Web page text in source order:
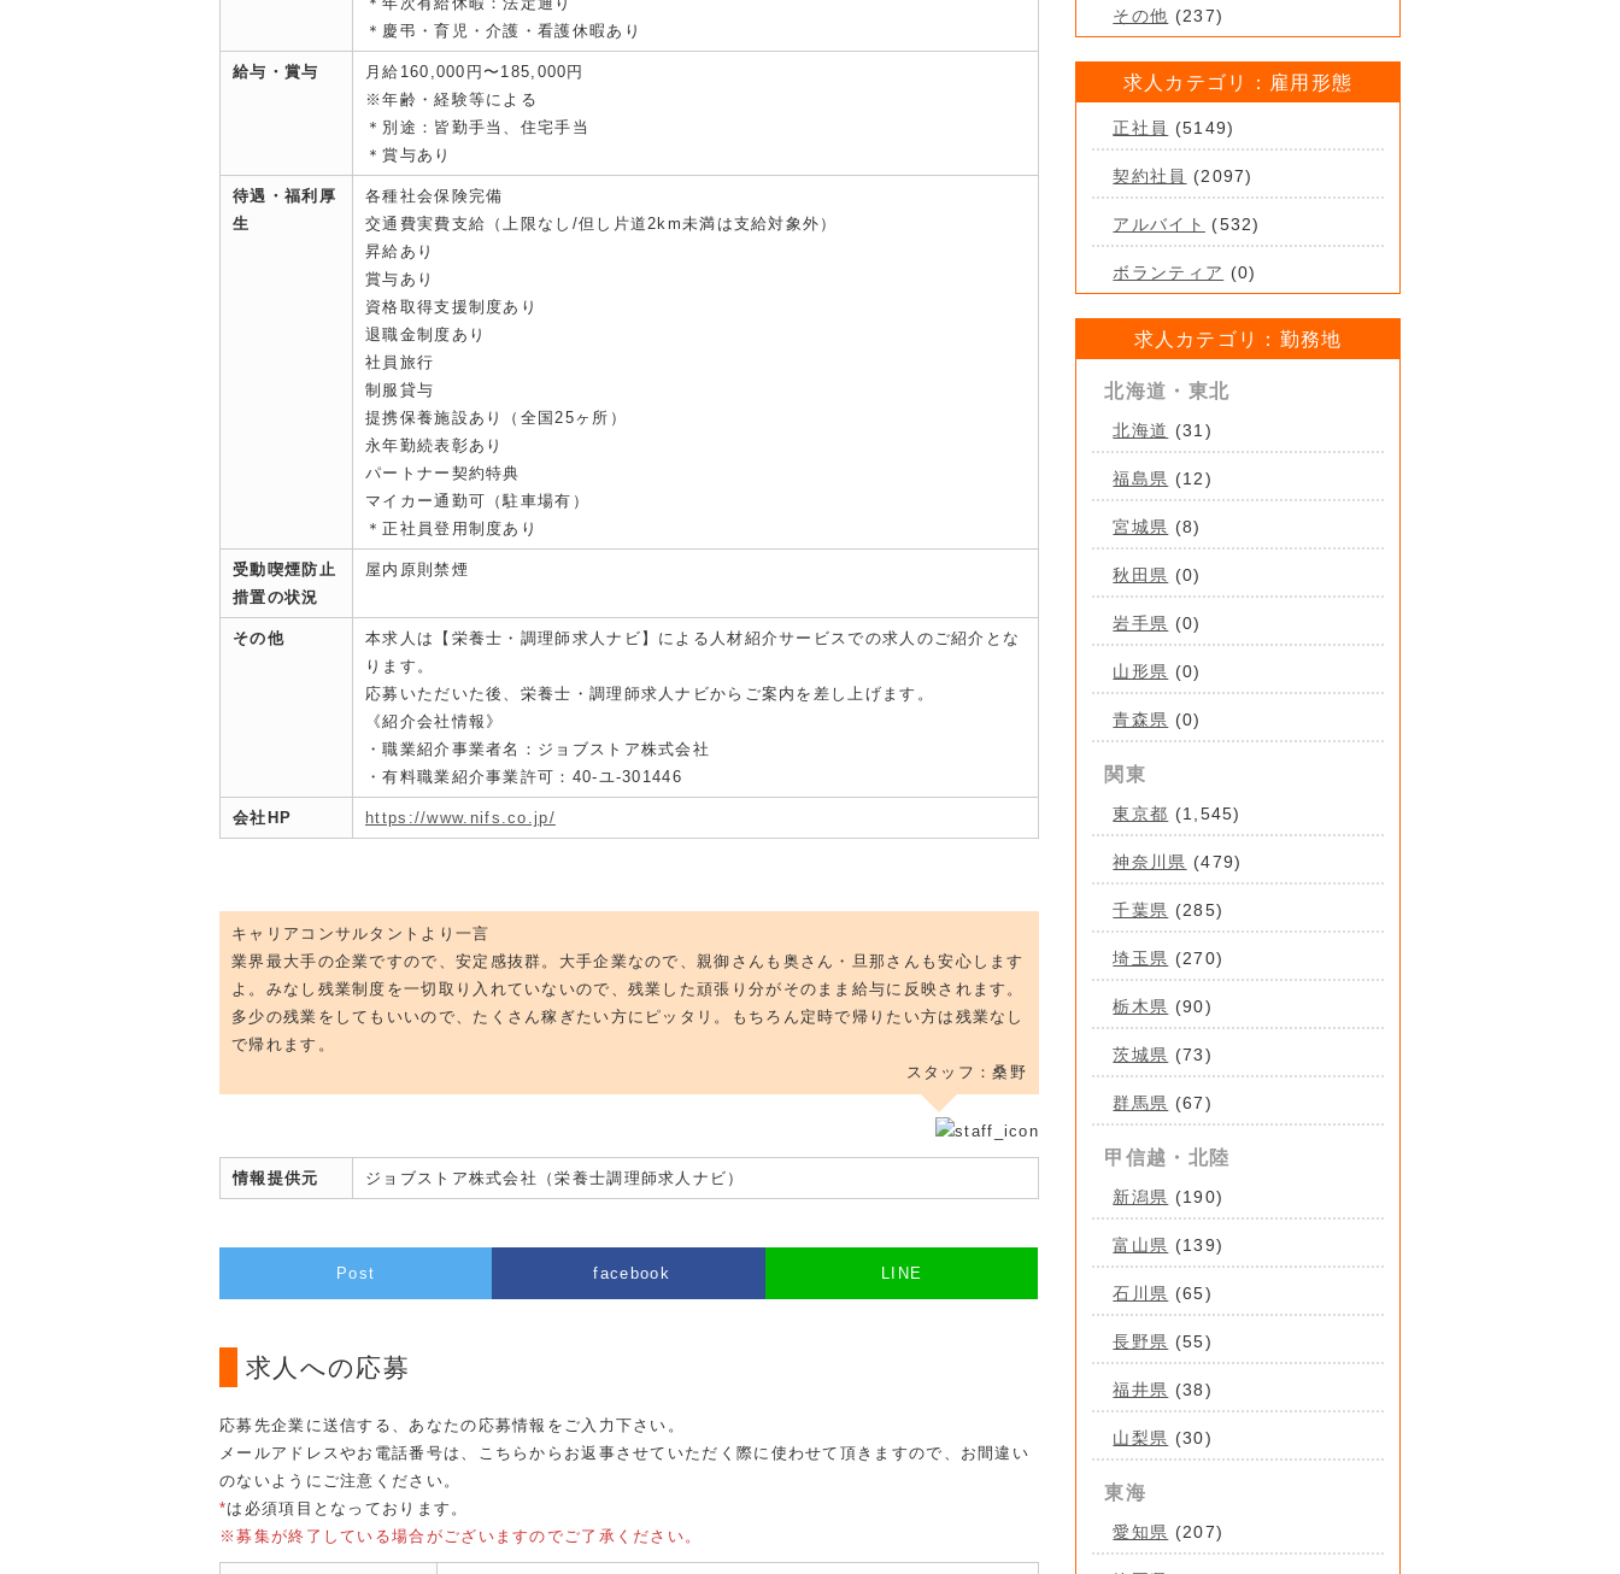
＊慶弔・育児・介護・看護休暇あり
給与・賞与
月給160,000円〜185,000円
※年齢・経験等による
＊別途：皆勤手当、住宅手当
＊賞与あり
待遇・福利厚
生
各種社会保険完備
交通費実費支給（上限なし/但し片道2km未満は支給対象外）
昇給あり
賞与あり
資格取得支援制度あり
退職金制度あり
社員旅行
制服貸与
提携保養施設あり（全国25ヶ所）
永年勤続表彰あり
パートナー契約特典
マイカー通勤可（駐車場有）
＊正社員登用制度あり
受動喫煙防止
措置の状況
屋内原則禁煙
その他
本求人は【栄養士・調理師求人ナビ】による人材紹介サービスでの求人のご紹介とな
ります。
応募いただいた後、栄養士・調理師求人ナビからご案内を差し上げます。
《紹介会社情報》
・職業紹介事業者名：ジョブストア株式会社
・有料職業紹介事業許可：40-ユ-301446
会社HP https://www.nifs.co.jp/
キャリアコンサルタントより一言
業界最大手の企業ですので、安定感抜群。大手企業なので、親御さんも奥さん・旦那さんも安心します
よ。みなし残業制度を一切取り入れていないので、残業した頑張り分がそのまま給与に反映されます。
多少の残業をしてもいいので、たくさん稼ぎたい方にピッタリ。もちろん定時で帰りたい方は残業なし
で帰れます。
スタッフ：桑野
情報提供元 ジョブストア株式会社（栄養士調理師求人ナビ）
Post facebook LINE
求人への応募
応募先企業に送信する、あなたの応募情報をご入力下さい。
メールアドレスやお電話番号は、こちらからお返事させていただく際に使わせて頂きますので、お間違い
のないようにご注意ください。
*は必須項目となっております。
※募集が終了している場合がございますのでご了承ください。
その他 (237)
求人カテゴリ：雇用形態
正社員 (5149)
契約社員 (2097)
アルバイト (532)
ボランティア (0)
求人カテゴリ：勤務地
北海道・東北
北海道 (31)
福島県 (12)
宮城県 (8)
秋田県 (0)
岩手県 (0)
山形県 (0)
青森県 (0)
関東
東京都 (1,545)
神奈川県 (479)
千葉県 (285)
埼玉県 (270)
栃木県 (90)
茨城県 (73)
群馬県 (67)
甲信越・北陸
新潟県 (190)
富山県 (139)
石川県 (65)
長野県 (55)
福井県 (38)
山梨県 (30)
東海
愛知県 (207)